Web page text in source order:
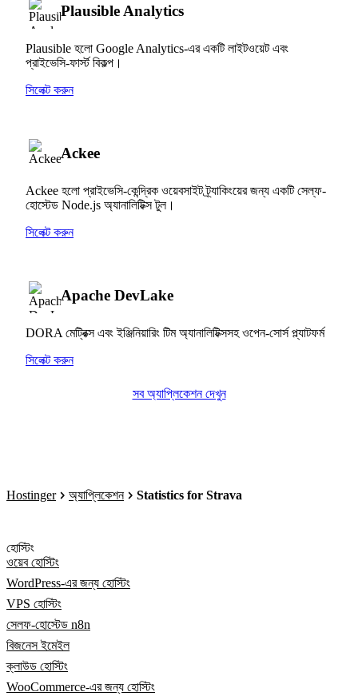
Plausible Analytics
Plausible হলো Google Analytics-এর একটি লাইটওয়েট এবং
প্রাইভেসি-ফার্স্ট বিকল্প।
সিলেক্ট করুন
Ackee
Ackee হলো প্রাইভেসি-কেন্দ্রিক ওয়েবসাইট ট্র্যাকিংয়ের জন্য একটি সেল্ফ-
হোস্টেড Node.js অ্যানালিটিক্স টুল।
সিলেক্ট করুন
Apache DevLake
DORA মেট্রিক্স এবং ইঞ্জিনিয়ারিং টিম অ্যানালিটিক্সসহ ওপেন-সোর্স প্ল্যাটফর্ম
সিলেক্ট করুন
সব অ্যাপ্লিকেশন দেখুন
Hostinger অ্যাপ্লিকেশন Statistics for Strava
হোস্টিং
ওয়েব হোস্টিং
WordPress-এর জন্য হোস্টিং
VPS হোস্টিং
সেলফ-হোস্টেড n8n
বিজনেস ইমেইল
ক্লাউড হোস্টিং
WooCommerce-এর জন্য হোস্টিং